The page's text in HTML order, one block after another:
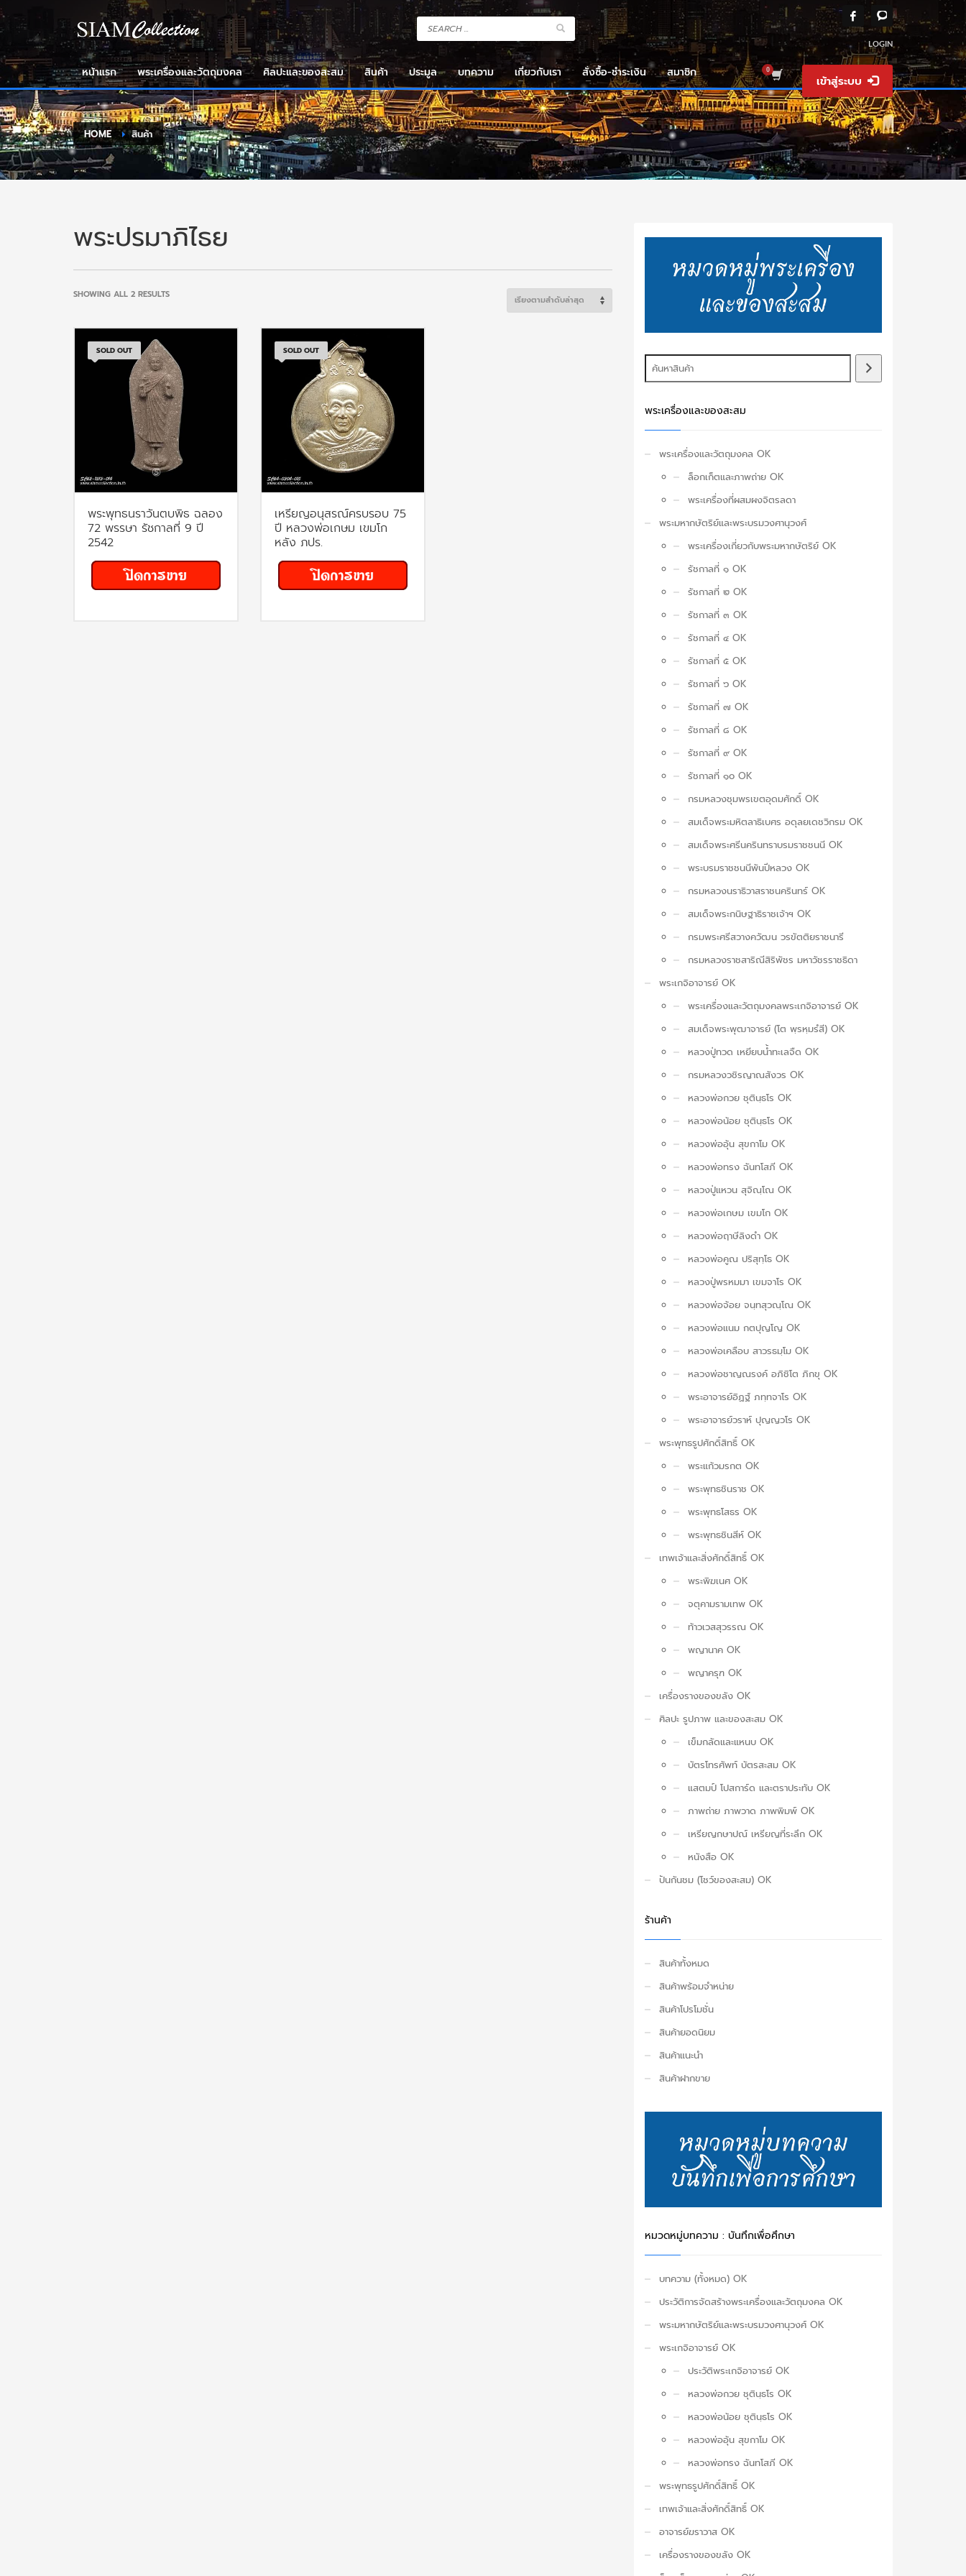
LOGIN
หน้าแรก พระเครื่องและวัตถุมงคล ศิลปะและของสะสม สินค้า ประมูล บทความ เกี่ยวกับเรา สั่งซื้อ-ชำระเงิน สมาชิก
เข้าสู่ระบบ
HOME สินค้า
พระปรมาภิไธย
SHOWING ALL 2 RESULTSSORTED
SOLD OUT
พระพุทธนราวันตบพิธ ฉลอง
72 พรรษา รัชกาลที่ 9 ปี
2542
SOLD OUT
เหรียญอนุสรณ์ครบรอบ 75
ปี หลวงพ่อเกษม เขมโก
หลัง ภปร.
พระเครื่องและของสะสม
พระเครื่องและวัตถุมงคล OK
ล็อกเก็ตและภาพถ่าย OK
พระเครื่องที่ผสมผงจิตรลดา
พระมหากษัตริย์และพระบรมวงศานุวงศ์
พระเครื่องเกี่ยวกับพระมหากษัตริย์ OK
รัชกาลที่ ๑ OK
รัชกาลที่ ๒ OK
รัชกาลที่ ๓ OK
รัชกาลที่ ๔ OK
รัชกาลที่ ๕ OK
รัชกาลที่ ๖ OK
รัชกาลที่ ๗ OK
รัชกาลที่ ๘ OK
รัชกาลที่ ๙ OK
รัชกาลที่ ๑๐ OK
กรมหลวงชุมพรเขตอุดมศักดิ์ OK
สมเด็จพระมหิตลาธิเบศร อดุลยเดชวิกรม OK
สมเด็จพระศรีนครินทราบรมราชชนนี OK
พระบรมราชชนนีพันปีหลวง OK
กรมหลวงนราธิวาสราชนครินทร์ OK
สมเด็จพระกนิษฐาธิราชเจ้าฯ OK
กรมพระศรีสวางควัฒน วรขัตติยราชนารี
กรมหลวงราชสาริณีสิริพัชร มหาวัชรราชธิดา
พระเกจิอาจารย์ OK
พระเครื่องและวัตถุมงคลพระเกจิอาจารย์ OK
สมเด็จพระพุฒาจารย์ (โต พฺรหฺมรํสี) OK
หลวงปู่ทวด เหยียบน้ำทะเลจืด OK
กรมหลวงวชิรญาณสังวร OK
หลวงพ่อกวย ชุตินฺธโร OK
หลวงพ่อน้อย ชุตินฺธโร OK
หลวงพ่ออุ้น สุขกาโม OK
หลวงพ่อทรง ฉันทโสภี OK
หลวงปู่แหวน สุจิณฺโณ OK
หลวงพ่อเกษม เขมโก OK
หลวงพ่อฤาษีลิงดำ OK
หลวงพ่อคูณ ปริสุทฺโธ OK
หลวงปู่พรหมมา เขมจาโร OK
หลวงพ่อจ้อย จนฺทสุวณฺโณ OK
หลวงพ่อแนม กตปุญโญ OK
หลวงพ่อเคลือบ สาวรธมฺโม OK
หลวงพ่อชาญณรงค์ อภิชิโต ภิกขุ OK
พระอาจารย์อิฏฐ์ ภทฺทจาโร OK
พระอาจารย์วราห์ ปุญญวโร OK
พระพุทธรูปศักดิ์สิทธิ์ OK
พระแก้วมรกต OK
พระพุทธชินราช OK
พระพุทธโสธร OK
พระพุทธชินสีห์ OK
เทพเจ้าและสิ่งศักดิ์สิทธิ์ OK
พระพิฆเนศ OK
จตุคามรามเทพ OK
ท้าวเวสสุวรรณ OK
พญานาค OK
พญาครุฑ OK
เครื่องรางของขลัง OK
ศิลปะ รูปภาพ และของสะสม OK
เข็มกลัดและแหนบ OK
บัตรโทรศัพท์ บัตรสะสม OK
แสตมป์ โปสการ์ด และตราประทับ OK
ภาพถ่าย ภาพวาด ภาพพิมพ์ OK
เหรียญกษาปณ์ เหรียญที่ระลึก OK
หนังสือ OK
ปันกันชม (โชว์ของสะสม) OK
ร้านค้า
สินค้าทั้งหมด
สินค้าพร้อมจำหน่าย
สินค้าโปรโมชั่น
สินค้ายอดนิยม
สินค้าแนะนำ
สินค้าฝากขาย
หมวดหมู่บทความ : บันทึกเพื่อศึกษา
บทความ (ทั้งหมด) OK
ประวัติการจัดสร้างพระเครื่องและวัตถุมงคล OK
พระมหากษัตริย์และพระบรมวงศานุวงศ์ OK
พระเกจิอาจารย์ OK
ประวัติพระเกจิอาจารย์ OK
หลวงพ่อกวย ชุตินฺธโร OK
หลวงพ่อน้อย ชุตินฺธโร OK
หลวงพ่ออุ้น สุขกาโม OK
หลวงพ่อทรง ฉันทโสภี OK
พระพุทธรูปศักดิ์สิทธิ์ OK
เทพเจ้าและสิ่งศักดิ์สิทธิ์ OK
อาจารย์ฆราวาส OK
เครื่องรางของขลัง OK